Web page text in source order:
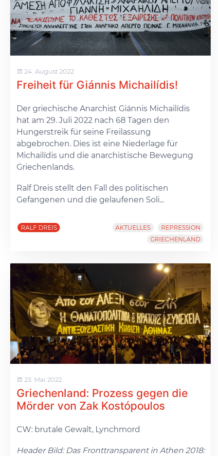
24. August 2022
Freiheit für Giánnis Michailídis!
Der griechische Anarchist Giánnis Michailídis
hat am 29. Juli 2022 nach 68 Tagen den
Hungerstreik für seine Freilassung
abgebrochen. Dies ist eine Niederlage für
Michailídis und die anarchistische Bewegung
Griechenlands.
Ralf Dreis stellt den Fall des politischen
Gefangenen und die gelaufenen Soli...
RALF DREIS AKTUELLES
REPRESSION
GRIECHENLAND
23. Mai 2022
Griechenland: Prozess gegen die
Mörder von Zak Kostópoulos
CW: brutale Gewalt, Lynchmord
Header Bild: Das Fronttransparent in Athen 2018: